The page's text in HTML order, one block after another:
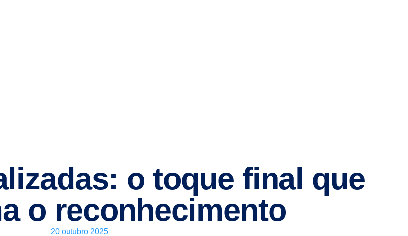
o toque final que
o reconhecimento
20 outubro 2025